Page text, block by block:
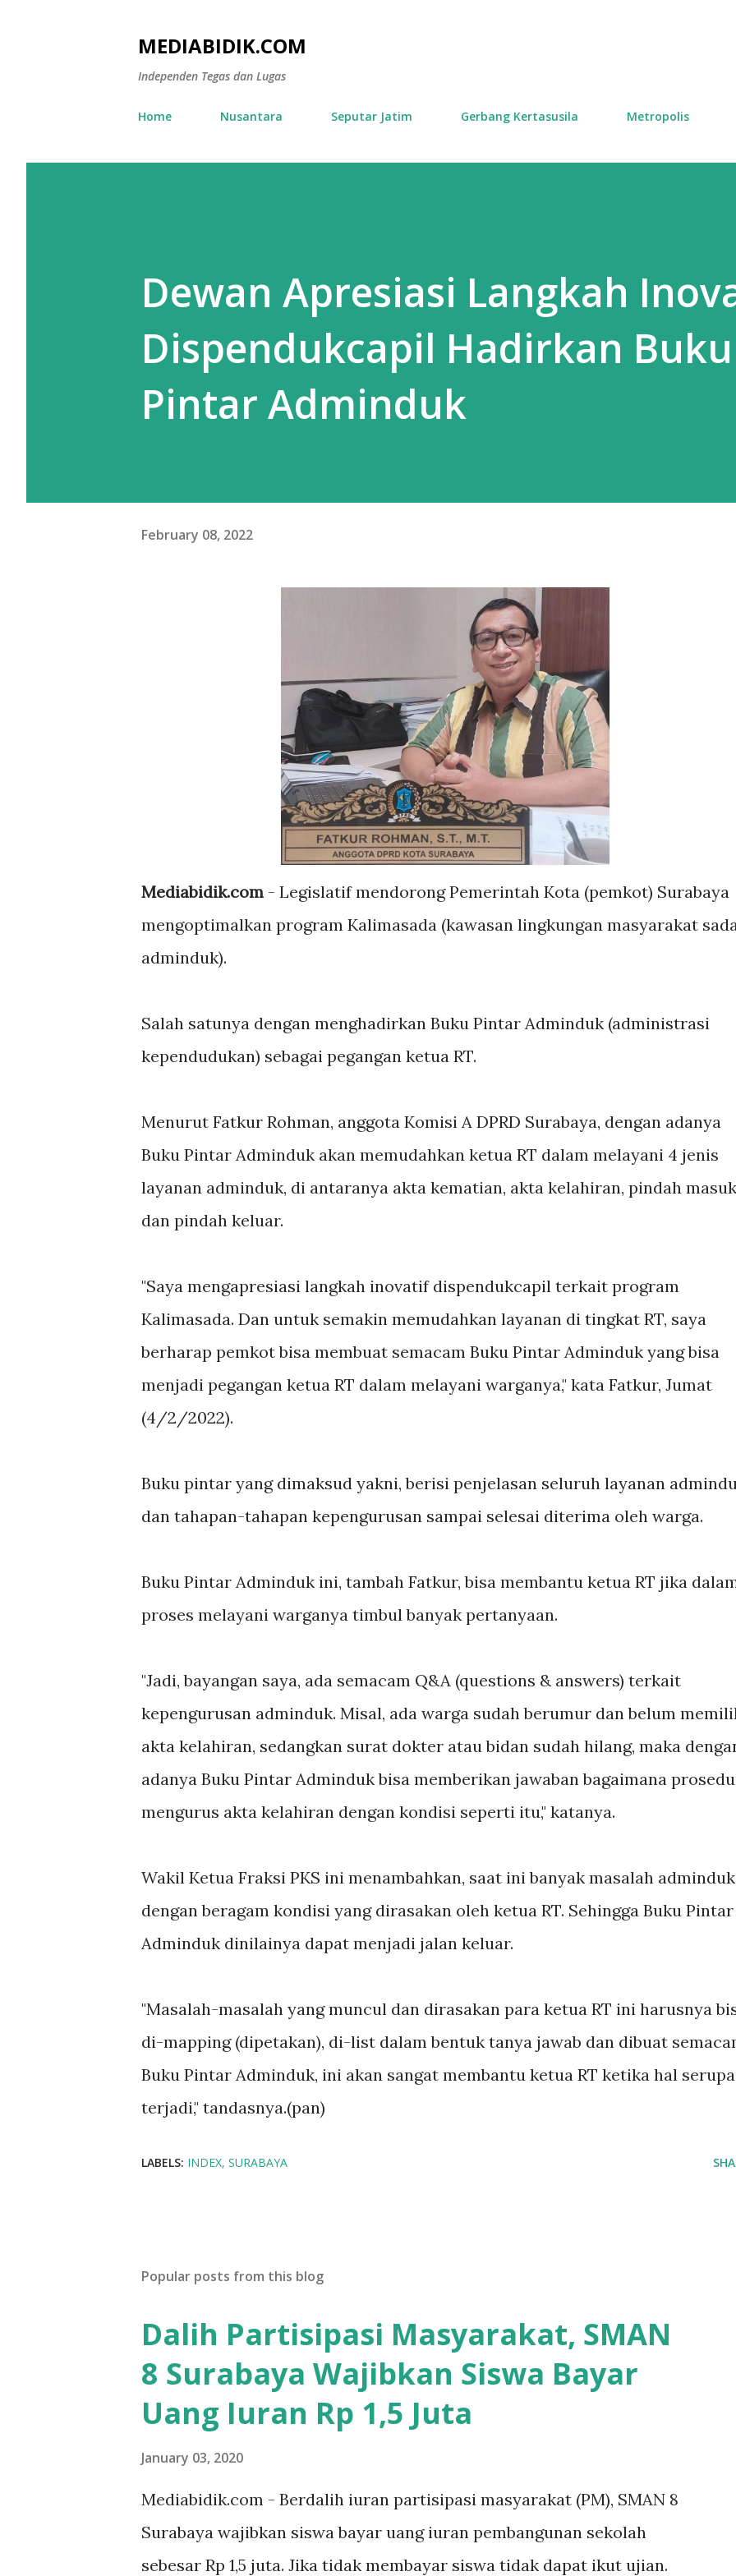
MEDIABIDIK.COM
Independen Tegas dan Lugas
Home Nusantara Seputar Jatim Gerbang Kertasusila Metropolis
Dewan Apresiasi Langkah
Dispendukcapil Hadirkan Buku
Pintar Adminduk
February 08, 2022
Mediabidik.com - Legislatif mendorong Pemerintah Kota (pemkot) Surabaya
mengoptimalkan program Kalimasada (kawasan lingkungan masyarakat
adminduk).
Salah satunya dengan menghadirkan Buku Pintar Adminduk (administrasi
kependudukan) sebagai pegangan ketua RT.
Menurut Fatkur Rohman, anggota Komisi A DPRD Surabaya, dengan adanya
Buku Pintar Adminduk akan memudahkan ketua RT dalam melayani 4 jenis
layanan adminduk, di antaranya akta kematian, akta kelahiran, pindah
dan pindah keluar.
"Saya mengapresiasi langkah inovatif dispendukcapil terkait program
Kalimasada. Dan untuk semakin memudahkan layanan di tingkat RT, saya
berharap pemkot bisa membuat semacam Buku Pintar Adminduk yang bisa
menjadi pegangan ketua RT dalam melayani warganya," kata Fatkur, Jumat
(4/2/2022).
Buku pintar yang dimaksud yakni, berisi penjelasan seluruh layanan
dan tahapan-tahapan kepengurusan sampai selesai diterima oleh warga.
Buku Pintar Adminduk ini, tambah Fatkur, bisa membantu ketua RT jika
proses melayani warganya timbul banyak pertanyaan.
"Jadi, bayangan saya, ada semacam Q&A (questions & answers) terkait
kepengurusan adminduk. Misal, ada warga sudah berumur dan belum
akta kelahiran, sedangkan surat dokter atau bidan sudah hilang, maka
adanya Buku Pintar Adminduk bisa memberikan jawaban bagaimana
mengurus akta kelahiran dengan kondisi seperti itu," katanya.
Wakil Ketua Fraksi PKS ini menambahkan, saat ini banyak masalah adminduk
dengan beragam kondisi yang dirasakan oleh ketua RT. Sehingga Buku Pintar
Adminduk dinilainya dapat menjadi jalan keluar.
"Masalah-masalah yang muncul dan dirasakan para ketua RT ini harusnya
di-mapping (dipetakan), di-list dalam bentuk tanya jawab dan dibuat
Buku Pintar Adminduk, ini akan sangat membantu ketua RT ketika hal serupa
terjadi," tandasnya.(pan)
LABELS: INDEX SURABAYA
Popular posts from this blog
Dalih Partisipasi Masyarakat, SMAN
8 Surabaya Wajibkan Siswa Bayar
Uang Iuran Rp 1,5 Juta
January 03, 2020
Mediabidik.com - Berdalih iuran partisipasi masyarakat (PM), SMAN 8
Surabaya wajibkan siswa bayar uang iuran pembangunan sekolah
sebesar Rp 1,5 juta. Jika tidak membayar siswa tidak dapat ikut ujian.